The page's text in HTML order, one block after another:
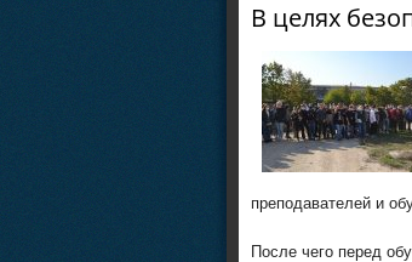
В целях
преподавателей и
После чего перед